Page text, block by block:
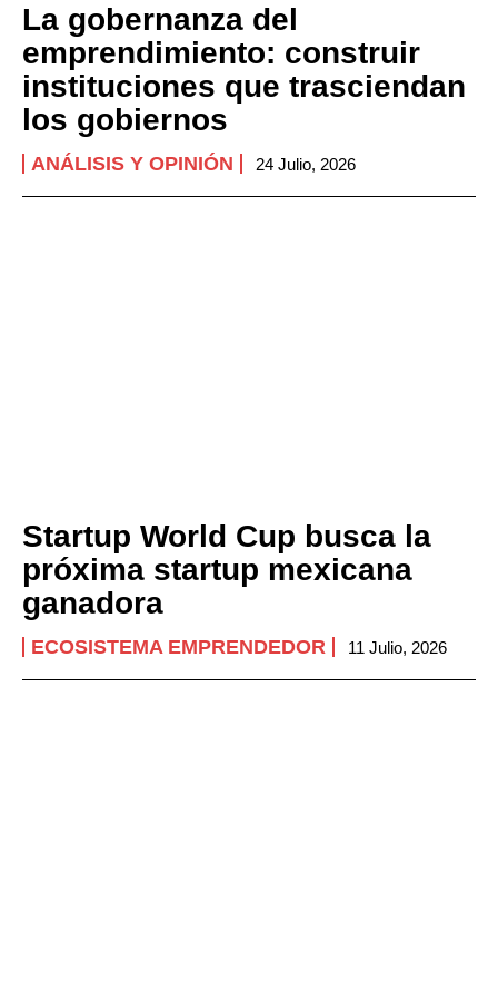
La gobernanza del
emprendimiento: construir
instituciones que trasciendan
los gobiernos
ANÁLISIS Y OPINIÓN 24 Julio, 2026
Startup World Cup busca la
próxima startup mexicana
ganadora
ECOSISTEMA EMPRENDEDOR 11 Julio, 2026